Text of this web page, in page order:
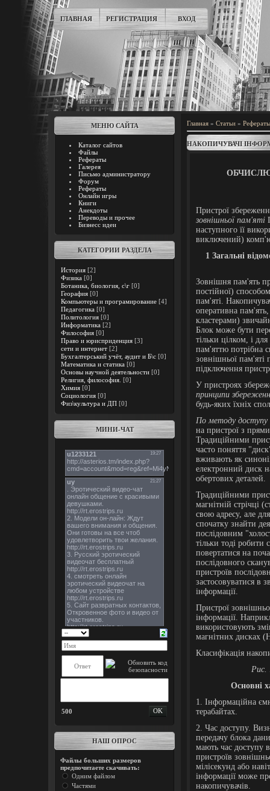
ГЛАВНАЯ РЕГИСТРАЦИЯ ВХОД
МЕНЮ САЙТА
Каталог сайтов
Файлы
Рефераты
Галерея
Письмо администратору
Форум
Рефераты
Онлайн игры
Книги
Анекдоты
Переводы и прочее
Бизнесс идеи
КАТЕГОРИИ РАЗДЕЛА
История [2]
Физика [0]
Ботаника, биология, с\г [0]
Георафия [0]
Компьютеры и програмирование [4]
Педагогика [0]
Политология [0]
Информатика [2]
Философия [0]
Право и юрисприденция [3]
сети и интернет [2]
Бухгалтерський учёт, аудит и Б\с [0]
Математика и статика [0]
Основы научной деятельности [0]
Религия, философия. [0]
Химия [0]
Социология [0]
Физ\культура и ДП [0]
МИНИ-ЧАТ
500
НАШ ОПРОС
Файлы больших размеров
предпочитаете скачивать:
Одним файлом
Частями
Главная » Статьи » Рефераты
НАКОПИЧУВАЧІ
Пристрої
зовнішньої пам'яті
наступного її
виключений)
1 Загальні
Зовнішня пам'ять
постійної)
пам'яті.
оперативна
кластерами)
Блок може бути
тільки цілком, і
пам'яттю потрібна
зовнішньої пам'яті
підключення
У пристроях
принципи
будь-яких їхніх
По методу доступу
на пристрої з
Традиційними
часто поняття
вживають як
електронний диск
обертових деталей.
Традиційними
магнітній стрічці
свою адресу, але
спочатку знайти
послідовним
тільки тоді
повертатися на
послідовного
пристроїв
застосовуватися в
інформації.
Пристрої
інформації.
використовують
магнітних дисках
Класифікація
Рис.
Основні
1. Інформаційна
терабайтах.
2. Час доступу.
передачу блока
мають час доступу
пристроїв
мілісекунд або
інформації може
накопичувачів.